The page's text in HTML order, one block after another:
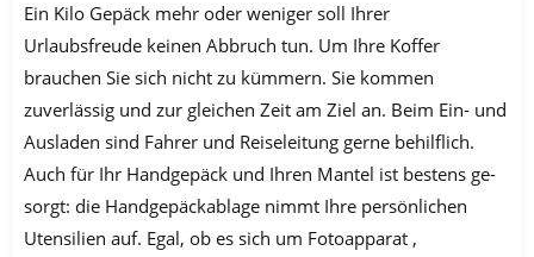
Ein Kilo Gepäck mehr oder weniger soll Ihrer
Urlaubsfreude keinen Abbruch tun. Um Ihre Koffer
brauchen Sie sich nicht zu kümmern. Sie kommen
zuverlässig und zur gleichen Zeit am Ziel an. Beim Ein- und
Ausladen sind Fahrer und Reiselei­tung gerne behilflich.
Auch für Ihr Handgepäck und Ihren Mantel ist bestens ge­
sorgt: die Handgepäckablage nimmt Ihre persönlichen
Utensilien auf. Egal, ob es sich um Fotoapparat ,